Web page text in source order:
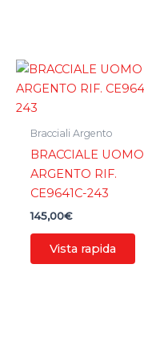
Bracciali Argento
BRACCIALE UOMO
ARGENTO RIF.
CE9641C-243
145,00€
Vista rapida